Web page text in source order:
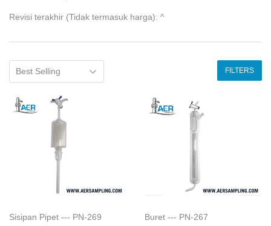
Revisi terakhir (Tidak termasuk harga): ^
FILTERS
Sisipan Pipet --- PN-269 Buret --- PN-267